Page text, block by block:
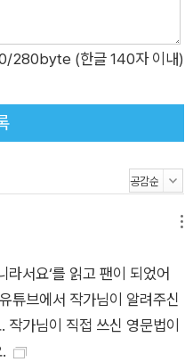
/280byte (한글 140자 이내)
라서요‘를 읽고 팬이 되었어
튜브에서 작가님이 알려주신
가님이 직접 쓰신 영문법이